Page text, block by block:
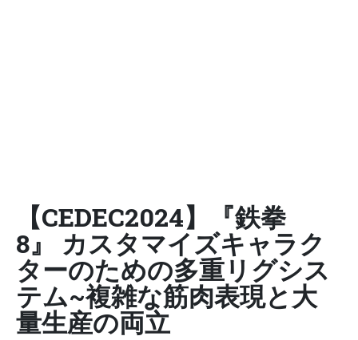
【CEDEC2024】『鉄拳
8』 カスタマイズキャラク
ターのための多重リグシス
テム~複雑な筋肉表現と大
量生産の両立